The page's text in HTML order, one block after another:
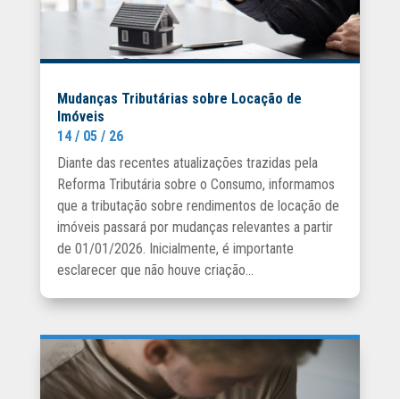
Mudanças Tributárias sobre Locação de
Imóveis
14 / 05 / 26
Diante das recentes atualizações trazidas pela
Reforma Tributária sobre o Consumo, informamos
que a tributação sobre rendimentos de locação de
imóveis passará por mudanças relevantes a partir
de 01/01/2026. Inicialmente, é importante
esclarecer que não houve criação...